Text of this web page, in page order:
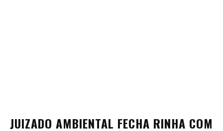
JUIZADO AMBIENTAL FECHA RINHA COM